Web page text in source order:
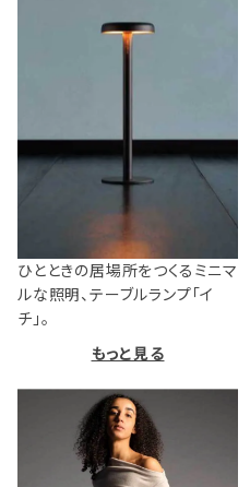
ひとときの居場所をつくるミニマ
ルな照明、テーブルランプ「イ
チ」。
もっと見る